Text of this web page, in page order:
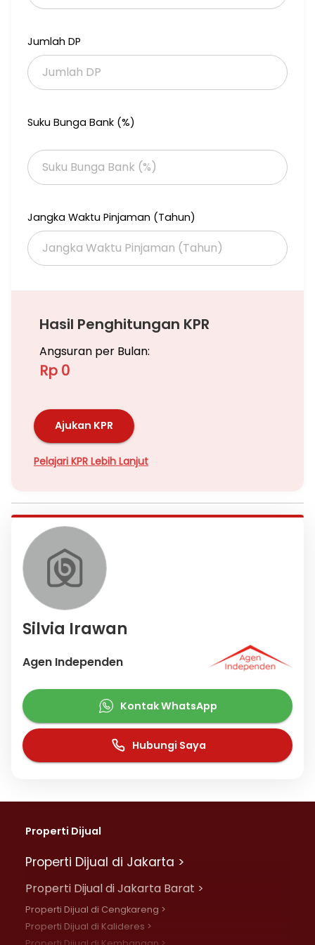
atau Rp 672 JUTA/ thn
DIJUAL CEPAT 8.5 M NEGOOO
Contact
Jumlah DP
Suku Bunga Bank (%)
Jangka Waktu Pinjaman (Tahun)
Hasil Penghitungan KPR
Angsuran per Bulan:
Rp 0
Ajukan KPR
Pelajari KPR Lebih Lanjut
Silvia Irawan
Agen Independen
Kontak WhatsApp
Hubungi Saya
Properti Dijual
Properti Dijual di Jakarta >
Properti Dijual di Jakarta Barat >
Properti Dijual di Cengkareng >
Properti Dijual di Kalideres >